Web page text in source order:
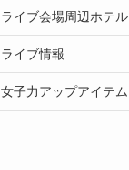
ライブ会場周辺ホテル
ライブ情報
女子力アップアイテム